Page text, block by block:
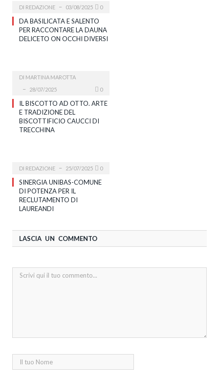
DI REDAZIONE 03/08/2025 0
DA BASILICATA E SALENTO
PER RACCONTARE LA DAUNA
DELICETO ON OCCHI DIVERSI
DI MARTINA MAROTTA
28/07/2025
0
IL BISCOTTO AD OTTO. ARTE
E TRADIZIONE DEL
BISCOTTIFICIO CAUCCI DI
TRECCHINA
DI REDAZIONE 25/07/2025 0
SINERGIA UNIBAS-COMUNE
DI POTENZA PER IL
RECLUTAMENTO DI
LAUREANDI
LASCIA UN COMMENTO